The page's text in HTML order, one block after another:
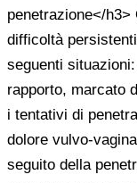
penetrazione</
difficoltà
seguenti
rapporto, marcato
i tentativi di
dolore vulvo-
seguito della